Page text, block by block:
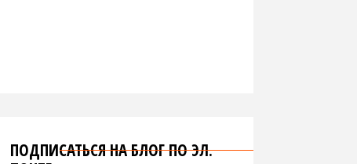
ПОДПИСАТЬСЯ НА БЛОГ ПО ЭЛ.